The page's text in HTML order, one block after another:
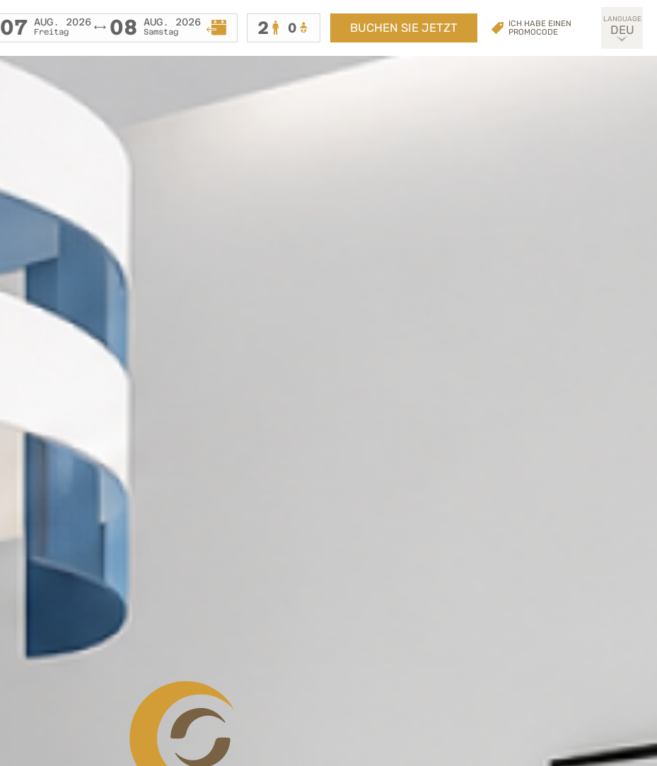
07 AUG. 2026
Freitag 08 AUG. 2026
Samstag 2 0 BUCHEN SIE JETZT
ICH HABE EINEN
PROMOCODE
DEU